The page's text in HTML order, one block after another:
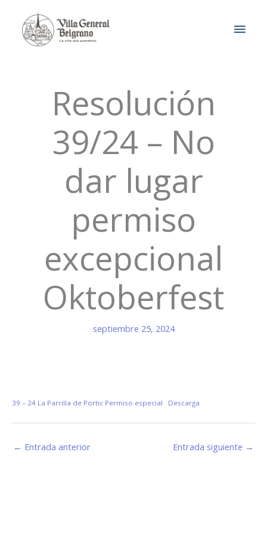
contenido
Resolución
39/24 – No
dar lugar
permiso
excepcional
Oktoberfest
septiembre 25, 2024
39 – 24 La Parrilla de Portic Permiso especial Descarga
← Entrada anterior Entrada siguiente →